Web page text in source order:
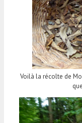
Voilà la récolte de